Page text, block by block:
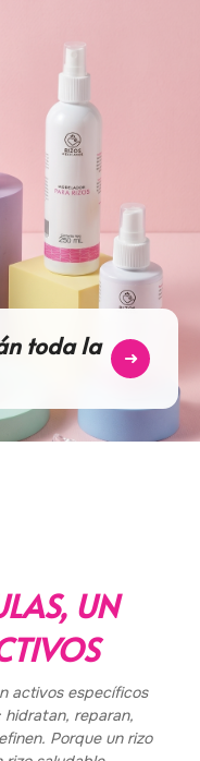
toda la
➜
UN
activos específicos
hidratan, reparan,
Porque un rizo